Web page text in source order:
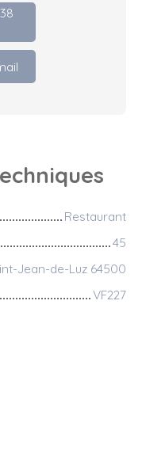
Restaurant
45
Jean-de-Luz 64500
VF227